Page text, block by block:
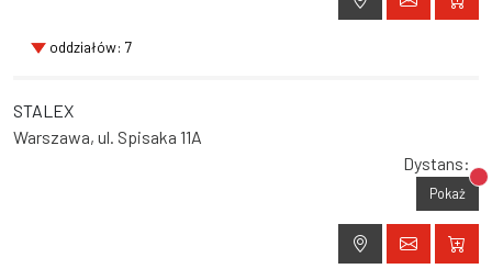
oddziałów: 7
STALEX
Warszawa, ul. Spisaka 11A
Dystans:
Pokaż